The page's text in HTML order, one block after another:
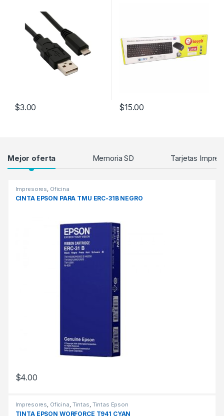
$3.00 $15.00
Products Grid
Mejor oferta Memoria SD Tarjetas
Impresores, Oficina
CINTA EPSON PARA TMU ERC-31B NEGRO
$4.00
Impresores, Oficina, Tintas, Tintas Epson
TINTA EPSON WORFORCE T941 CYAN